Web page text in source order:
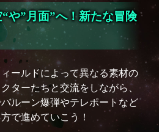
や”月面”へ！新たな冒険
ールドによって異なる素材の
ターたちと交流をしながら、
バルーン爆弾やテレポートなど
で進めていこう！